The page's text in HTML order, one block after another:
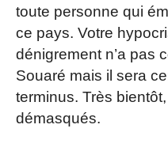
toute personne qui
ce pays. Votre
dénigrement n’a pas
Souaré mais il sera
terminus. Très
démasqués.